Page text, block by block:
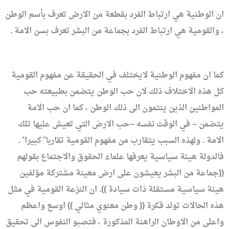
ان الوطنية هي ارتباط الفرد بقطعة من الارض تعرف بأسم الوطن
، والقومية هي ارتباط الفرد بجماعة من البشر تعرف بسن الامة .
كما ان مفهوم الوطنية لايختلف في الحقيقة عن مفهوم القومية
كل هذه الاختلاف ذلك لان حب الوطن يتضمن بطبيعته حب
المواطنين الذين ينتمون الى ذلك الوطن ، كما ان حب الامة
يتضمن – في الوقت نفسه –حب الارض التي تعيش عليها تلك
الامة . ولهذه السبب يتقارب من مفهوم القومية تقاربا ً كبيرا ً .
فالدولة هيئة سياسية يعرفها علماء الحقوق والاجتماع بقولهم
((جماعة من البشر يعيشون على ارض معينة مشتركة مؤلفين
هيئة سياسية مستقلة ذات سيادة )). ان النزعة القومية في مثل
هذه الحالات تولد فكرة (( وطن معنوي مثالي )) اوسع واعظم
واعلى من الاوطان الراهنة المذكورة ، فتصبو النفوس الى تحقيق